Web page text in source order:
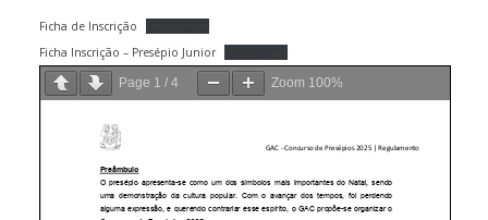
Ficha de Inscrição
Ficha Inscrição – Presépio Junior
Page 1 / 4 Zoom 100%